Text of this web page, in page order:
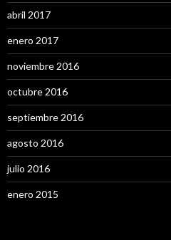
abril 2017
enero 2017
noviembre 2016
octubre 2016
septiembre 2016
agosto 2016
julio 2016
enero 2015